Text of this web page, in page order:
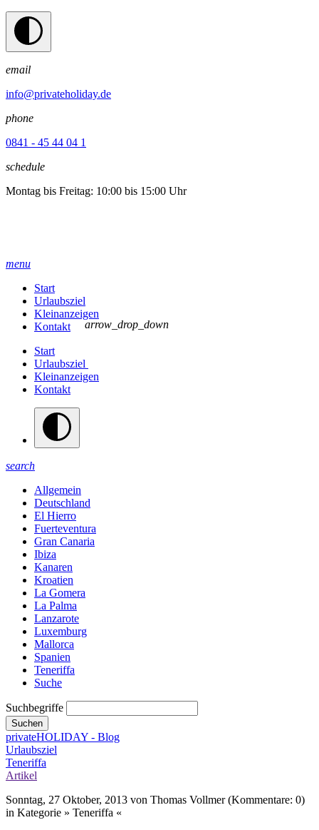
email
info@privateholiday.de
phone
0841 - 45 44 04 1
schedule
Montag bis Freitag: 10:00 bis 15:00 Uhr
menu
Start
Urlaubsziel
Kleinanzeigen
Kontakt
Start
Urlaubsziel
arrow_drop_down
Kleinanzeigen
Kontakt
search
Allgemein
Deutschland
El Hierro
Fuerteventura
Gran Canaria
Ibiza
Kanaren
Kroatien
La Gomera
La Palma
Lanzarote
Luxemburg
Mallorca
Spanien
Teneriffa
Suche
Suchbegriffe
Suchen
privateHOLIDAY - Blog
Urlaubsziel
Teneriffa
Artikel
Sonntag, 27 Oktober, 2013 von Thomas Vollmer (Kommentare: 0)
in Kategorie » Teneriffa «